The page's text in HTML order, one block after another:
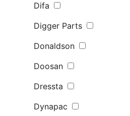
Difa
Digger Parts
Donaldson
Doosan
Dressta
Dynapac